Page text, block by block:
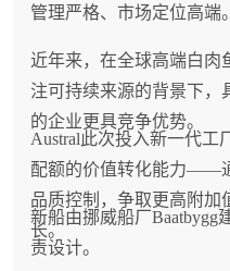
管理严格、市场定位高端。
近年来，在全球高端白肉
注可持续来源的背景下，
的企业更具竞争优势。
Austral此次投入新一代工
配额的价值转化能力——
品质控制，争取更高附加
长。
新船由挪威船厂Baatbygg
责设计。